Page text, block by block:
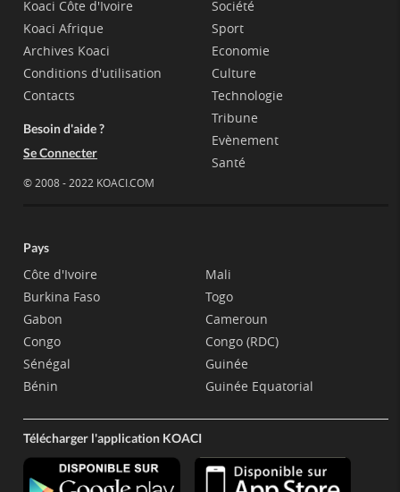
Koaci Côte d'Ivoire
Koaci Afrique
Archives Koaci
Conditions d'utilisation
Contacts
Besoin d'aide ?
Se Connecter
© 2008 - 2022 KOACI.COM
Société
Sport
Economie
Culture
Technologie
Tribune
Evènement
Santé
Pays
Côte d'Ivoire
Burkina Faso
Gabon
Congo
Sénégal
Bénin
Mali
Togo
Cameroun
Congo (RDC)
Guinée
Guinée Equatorial
Télécharger l'application KOACI